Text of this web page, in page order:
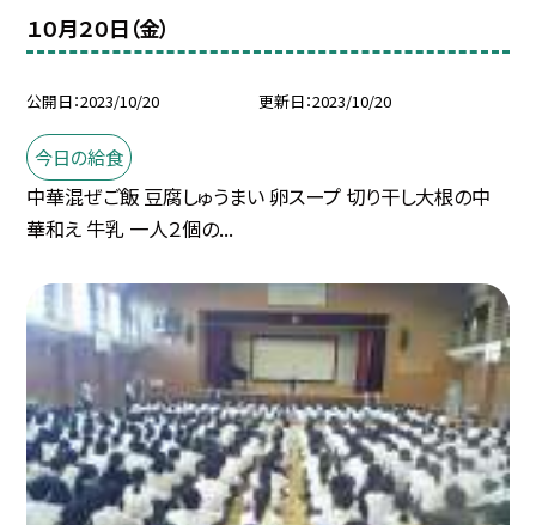
１０月２０日（金）
公開日 2023/10/20 更新日 2023/10/20
今日の給食
中華混ぜご飯 豆腐しゅうまい 卵スープ 切り干し大根の中
華和え 牛乳 一人２個の...